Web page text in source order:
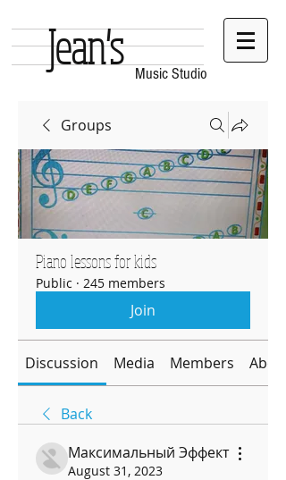
Music Studio
Jean's
Groups
Piano lessons for kids
Public · 245 members
Join
Discussion Media Members About
Back
Максимальный Эффект
August 31, 2023